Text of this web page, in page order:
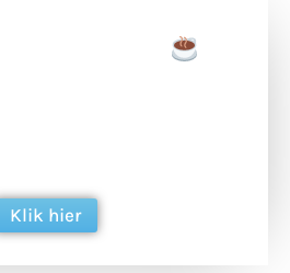
Klik hier